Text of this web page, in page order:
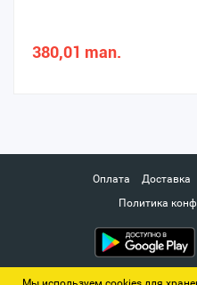
380,01 man.
Оплата Доставка
Политика